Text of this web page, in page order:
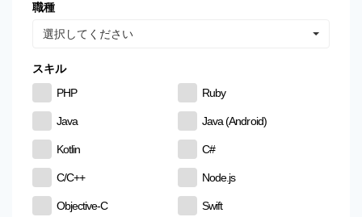
職種
選択してください
スキル
PHP
Ruby
Java Java (Android)
Kotlin C#
C/C++ Node.js
Objective-C Swift